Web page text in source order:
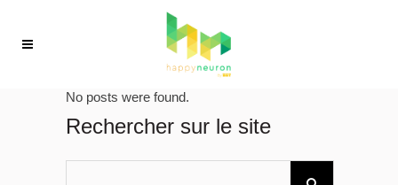
No posts were found.
Rechercher sur le site